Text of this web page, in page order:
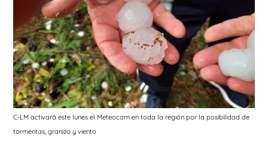
C-LM activará este lunes el Meteocam en toda la región por la posibilidad de
tormentas, granizo y viento